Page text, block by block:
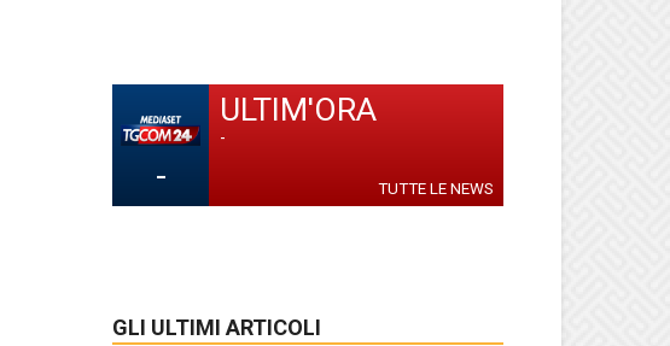
-
ULTIM'ORA
-
TUTTE LE NEWS
GLI ULTIMI ARTICOLI